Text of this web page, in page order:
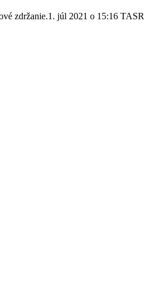
zdržanie.1. júl 2021 o 15:16 TASR